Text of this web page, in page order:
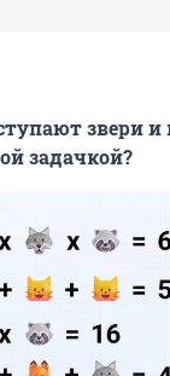
звери
задачкой?